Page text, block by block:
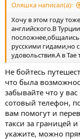
Оляшка написал(а):
Хочу в этом году
английского.В
посложнее,общались
русскими гидами,но
удовольствия.А в Тае
Не бойтесь
что была
забывайте что у
сотовый телефон,
вам помогут и
такси за границей
укажите, можно